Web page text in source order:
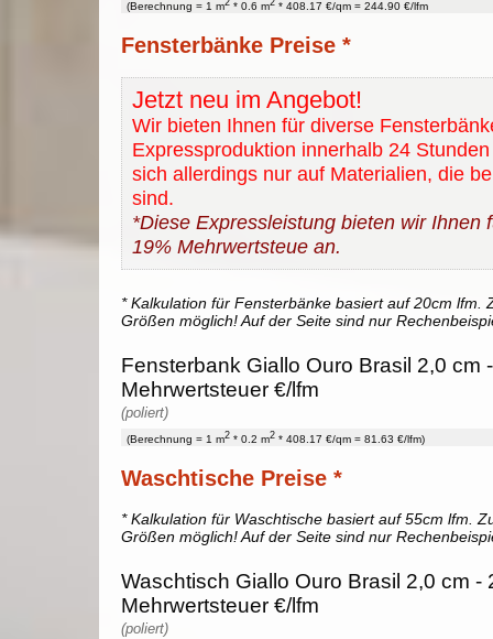
(Berechnung = 1 m * 0.6 m * 408.17 €/qm = 244.90 €/lfm
Fensterbänke Preise *
Jetzt neu im Angebot!
Wir bieten Ihnen für diverse
Expressproduktion innerhalb 24
sich allerdings nur auf Materialien, die
sind.
*Diese Expressleistung bieten wir Ihnen
19% Mehrwertsteue an.
* Kalkulation für Fensterbänke basiert auf 20cm lfm.
Größen möglich! Auf der Seite sind nur
Fensterbank Giallo Ouro Brasil 2,0 cm
Mehrwertsteuer €/lfm
(poliert)
(Berechnung = 1 m2 * 0.2 m2 * 408.17 €/qm = 81.63 €/lfm)
Waschtische Preise *
* Kalkulation für Waschtische basiert auf 55cm lfm.
Größen möglich! Auf der Seite sind nur
Waschtisch Giallo Ouro Brasil 2,0 cm -
Mehrwertsteuer €/lfm
(poliert)